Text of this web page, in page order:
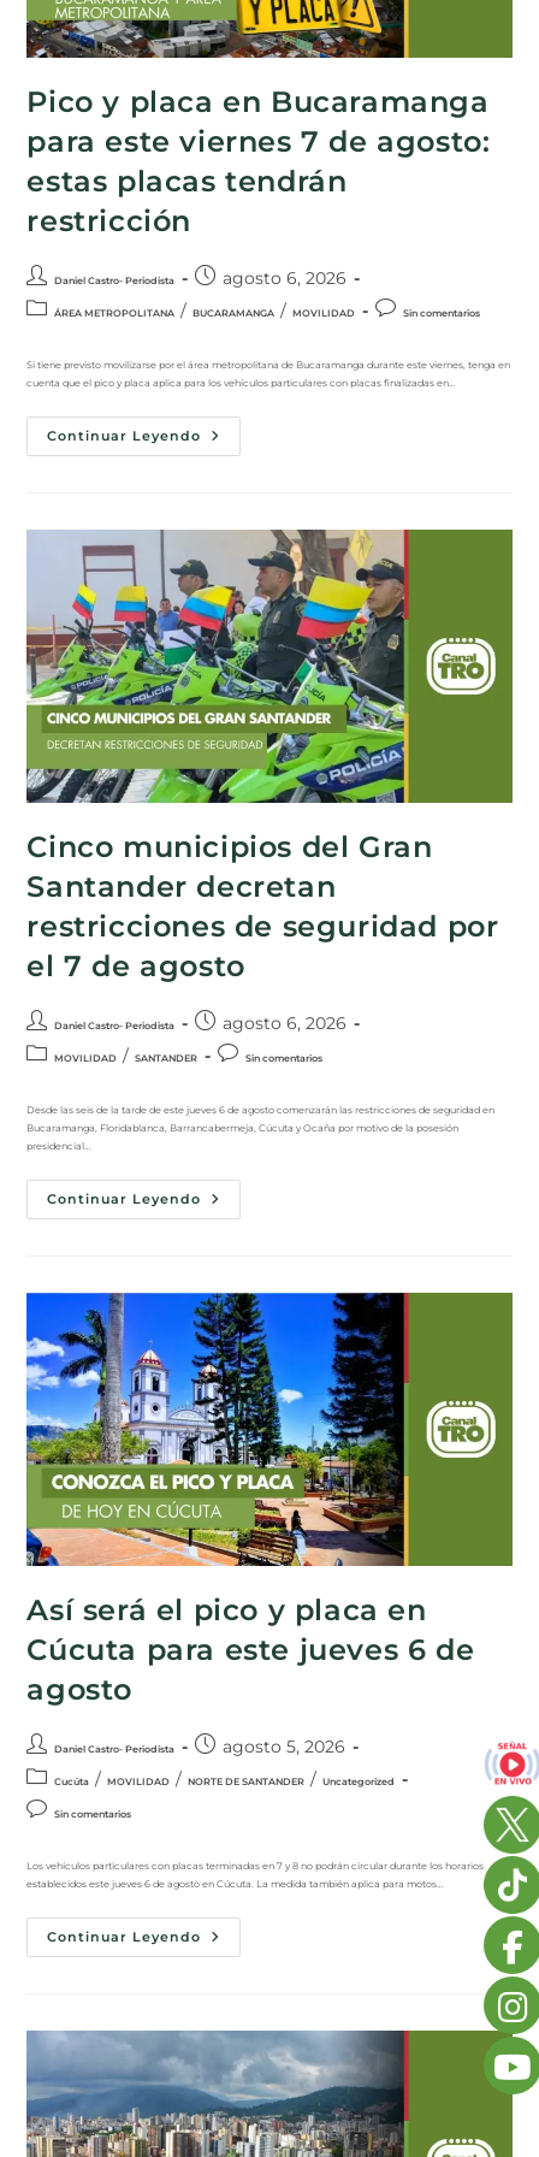
Pico y placa en Bucaramanga
para este viernes 7 de agosto:
estas placas tendrán
restricción
Daniel Castro- Periodista agosto 6, 2026
ÁREA METROPOLITANA / BUCARAMANGA / MOVILIDAD Sin comentarios
Si tiene previsto movilizarse por el área metropolitana de Bucaramanga durante este viernes, tenga en
cuenta que el pico y placa aplica para los vehículos particulares con placas finalizadas en…
Continuar Leyendo
Cinco municipios del Gran
Santander decretan
restricciones de seguridad por
el 7 de agosto
Daniel Castro- Periodista agosto 6, 2026
MOVILIDAD / SANTANDER Sin comentarios
Desde las seis de la tarde de este jueves 6 de agosto comenzarán las restricciones de seguridad en
Bucaramanga, Floridablanca, Barrancabermeja, Cúcuta y Ocaña por motivo de la posesión
presidencial…
Continuar Leyendo
Así será el pico y placa en
Cúcuta para este jueves 6 de
agosto
Daniel Castro- Periodista agosto 5, 2026
Cucúta / MOVILIDAD / NORTE DE SANTANDER / Uncategorized
Sin comentarios
Los vehículos particulares con placas terminadas en 7 y 8 no podrán circular durante los horarios
establecidos este jueves 6 de agosto en Cúcuta. La medida también aplica para motos…
Continuar Leyendo